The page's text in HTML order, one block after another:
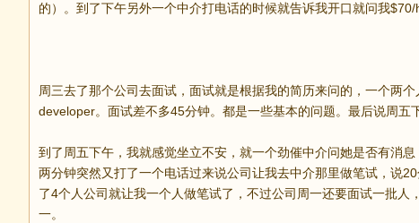
的）。到了下午另外一个中介打电话的时候就告诉我开口就问我
周三去了那个公司去面试，面试就是根据我的简历来问的，一个两
developer。面试差不多45分钟。都是一些基本的问题。最后说周五
到了周五下午，我就感觉坐立不安，就一个劲催中介问她是否有消
两分钟突然又打了一个电话过来说公司让我去中介那里做笔试，说
了4个人公司就让我一个人做笔试了，不过公司周一还要面试一批
一。